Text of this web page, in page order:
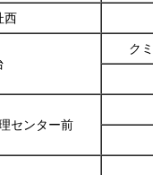
西
ク
センター前